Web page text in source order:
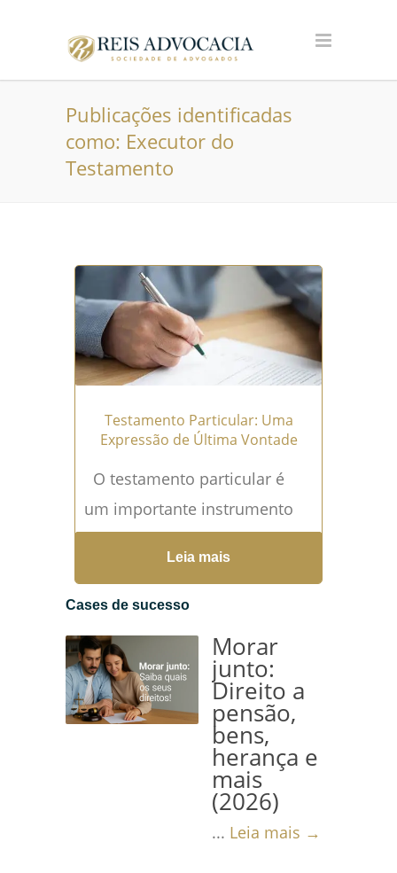
Publicações identificadas
como: Executor do
Testamento
Testamento Particular: Uma
Expressão de Última Vontade
O testamento particular é
um importante instrumento
jurídico que permite a uma
pessoa expressar suas
últimas vontades em relação
Leia mais
Cases de sucesso
Morar
junto:
Direito a
pensão,
bens,
herança e
mais
(2026)
... Leia mais →